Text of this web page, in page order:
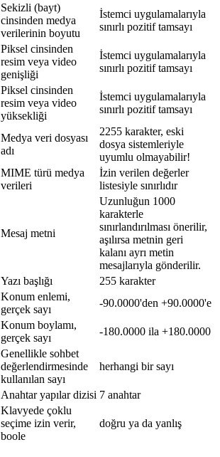
Sekizli (bayt)
cinsinden medya
verilerinin boyutu
İstemci uygulamalarıyla
sınırlı pozitif tamsayı
Piksel cinsinden
resim veya video
genişliği
İstemci uygulamalarıyla
sınırlı pozitif tamsayı
Piksel cinsinden
resim veya video
yüksekliği
İstemci uygulamalarıyla
sınırlı pozitif tamsayı
Medya veri dosyası
adı
2255 karakter, eski
dosya sistemleriyle
uyumlu olmayabilir!
MIME türü medya
verileri
İzin verilen değerler
listesiyle sınırlıdır
Mesaj metni
Uzunluğun 1000
karakterle
sınırlandırılması önerilir,
aşılırsa metnin geri
kalanı ayrı metin
mesajlarıyla gönderilir.
Yazı başlığı
255 karakter
Konum enlemi,
gerçek sayı
-90.0000'den +90.0000'e
Konum boylamı,
gerçek sayı
-180.0000 ila +180.0000
Genellikle sohbet
değerlendirmesinde
kullanılan sayı
herhangi bir sayı
Anahtar yapılar dizisi 7 anahtar
Klavyede çoklu
seçime izin verir,
boole
doğru ya da yanlış